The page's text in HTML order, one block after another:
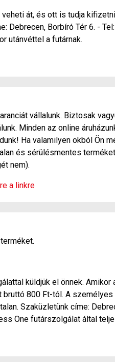
át, és ott is tudja
Borbíró Tér 6. -
utánvéttel a futárnak.
vállalunk. Biztosak
Minden az online
Ha valamilyen okból Ön
és sérülésmentes
nem).
a linkre
küldjük el önnek.
800 Ft-tól. A
Szaküzletünk címe:
One futárszolgálat által